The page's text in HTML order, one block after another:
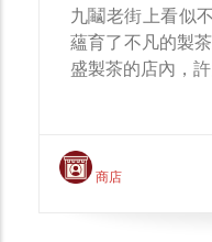
九鬮老街上看似
蘊育了不凡的製
盛製茶的店內，
外，如此具備市
七代傳人-周平國
商店